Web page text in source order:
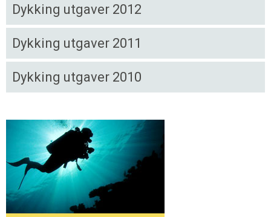
Dykking utgaver 2012
Dykking utgaver 2011
Dykking utgaver 2010